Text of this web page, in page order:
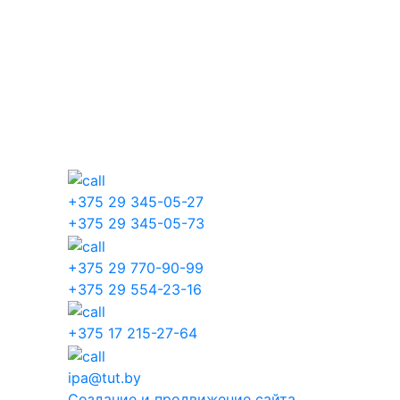
+375 29 345-05-27
+375 29 345-05-73
+375 29 770-90-99
+375 29 554-23-16
+375 17 215-27-64
ipa@tut.by